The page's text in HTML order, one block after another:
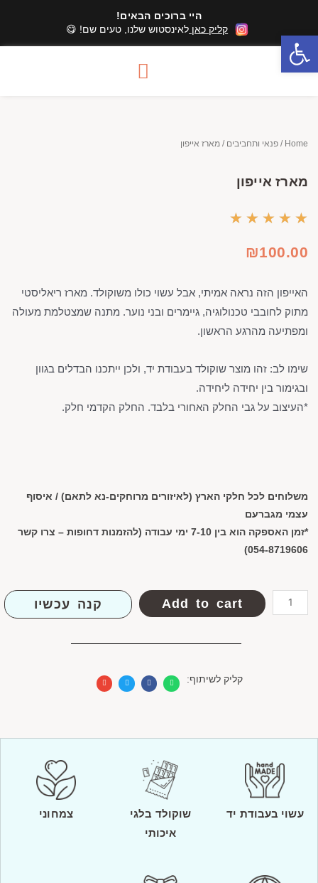
היי ברוכים הבאים!
קליק כאן לאינסטוש שלנו, טעים שם! 😋
Home
/ פנאי ותחביבים / מארז אייפון
מארז אייפון
★
★
★
★
★
₪100.00
האייפון הזה נראה אמיתי, אבל עשוי כולו משוקולד. מארז ריאליסטי
מתוק לחובבי טכנולוגיה, גיימרים ובני נוער. מתנה שמצטלמת מעולה
ומפתיעה מהרגע הראשון.
שימו לב: זהו מוצר שוקולד בעבודת יד, ולכן ייתכנו הבדלים בגוון
ובגימור בין יחידה ליחידה.
*העיצוב על גבי החלק האחורי בלבד. החלק הקדמי חלק.
משלוחים לכל חלקי הארץ (לאיזורים מרוחקים-נא לתאם) / איסוף
עצמי מגברעם
*זמן האספקה הוא בין 7-10 ימי עבודה (להזמנות דחופות – צרו קשר
054-8719606)
Add to cart קנה עכשיו
קליק לשיתוף:
עשוי בעבודת יד
שוקולד בלגי
איכותי
צמחוני
פתח סרגל נגישות